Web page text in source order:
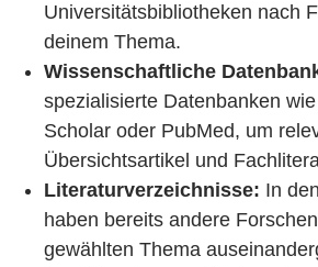
Universitätsbibliotheken nach
deinem Thema.
Wissenschaftliche
spezialisierte Datenbanken
Scholar oder PubMed, um
Übersichtsartikel und
Literaturverzeichnisse: In
haben bereits andere
gewählten Thema